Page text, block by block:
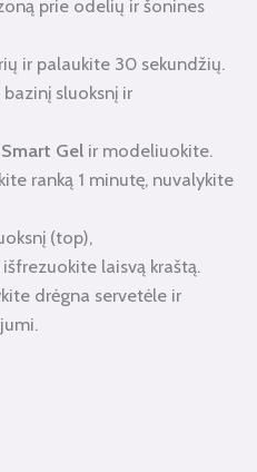
prie odelių ir šonines
ir palaukite 30 sekundžių.
bazinį sluoksnį ir
Smart Gel ir modeliuokite.
ranką 1 minutę, nuvalykite
(top),
laisvą kraštą.
drėgna servetėle ir